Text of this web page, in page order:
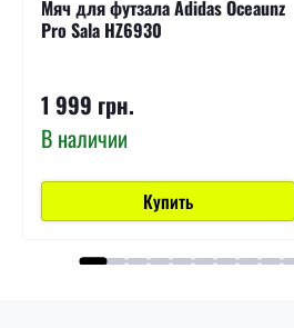
Мяч для футзала Adidas Oceaunz
Pro Sala HZ6930
1 999 грн.
В наличии
Купить